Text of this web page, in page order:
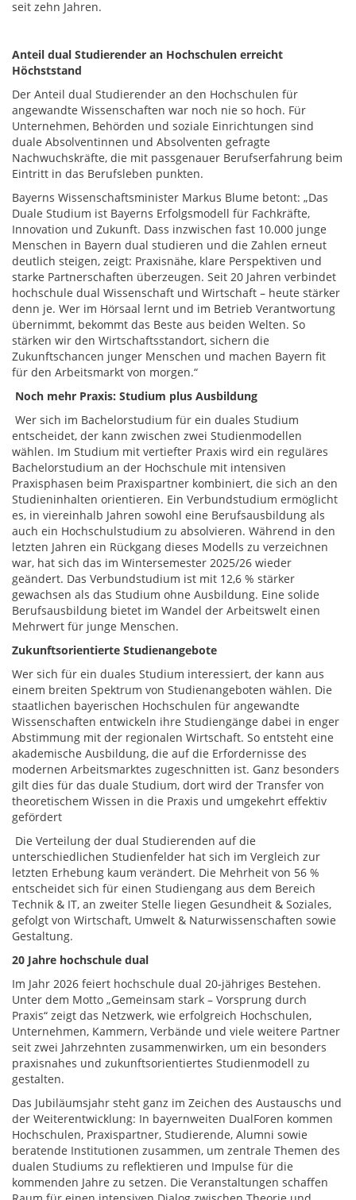
seit zehn Jahren.
Anteil dual Studierender an Hochschulen erreicht
Höchststand
Der Anteil dual Studierender an den Hochschulen für
angewandte Wissenschaften war noch nie so hoch. Für
Unternehmen, Behörden und soziale Einrichtungen sind
duale Absolventinnen und Absolventen gefragte
Nachwuchskräfte, die mit passgenauer Berufserfahrung beim
Eintritt in das Berufsleben punkten.
Bayerns Wissenschaftsminister Markus Blume betont: „Das
Duale Studium ist Bayerns Erfolgsmodell für Fachkräfte,
Innovation und Zukunft. Dass inzwischen fast 10.000 junge
Menschen in Bayern dual studieren und die Zahlen erneut
deutlich steigen, zeigt: Praxisnähe, klare Perspektiven und
starke Partnerschaften überzeugen. Seit 20 Jahren verbindet
hochschule dual Wissenschaft und Wirtschaft – heute stärker
denn je. Wer im Hörsaal lernt und im Betrieb Verantwortung
übernimmt, bekommt das Beste aus beiden Welten. So
stärken wir den Wirtschaftsstandort, sichern die
Zukunftschancen junger Menschen und machen Bayern fit
für den Arbeitsmarkt von morgen.“
Noch mehr Praxis: Studium plus Ausbildung
Wer sich im Bachelorstudium für ein duales Studium
entscheidet, der kann zwischen zwei Studienmodellen
wählen. Im Studium mit vertiefter Praxis wird ein reguläres
Bachelorstudium an der Hochschule mit intensiven
Praxisphasen beim Praxispartner kombiniert, die sich an den
Studieninhalten orientieren. Ein Verbundstudium ermöglicht
es, in viereinhalb Jahren sowohl eine Berufsausbildung als
auch ein Hochschulstudium zu absolvieren. Während in den
letzten Jahren ein Rückgang dieses Modells zu verzeichnen
war, hat sich das im Wintersemester 2025/26 wieder
geändert. Das Verbundstudium ist mit 12,6 % stärker
gewachsen als das Studium ohne Ausbildung. Eine solide
Berufsausbildung bietet im Wandel der Arbeitswelt einen
Mehrwert für junge Menschen.
Zukunftsorientierte Studienangebote
Wer sich für ein duales Studium interessiert, der kann aus
einem breiten Spektrum von Studienangeboten wählen. Die
staatlichen bayerischen Hochschulen für angewandte
Wissenschaften entwickeln ihre Studiengänge dabei in enger
Abstimmung mit der regionalen Wirtschaft. So entsteht eine
akademische Ausbildung, die auf die Erfordernisse des
modernen Arbeitsmarktes zugeschnitten ist. Ganz besonders
gilt dies für das duale Studium, dort wird der Transfer von
theoretischem Wissen in die Praxis und umgekehrt effektiv
gefördert
Die Verteilung der dual Studierenden auf die
unterschiedlichen Studienfelder hat sich im Vergleich zur
letzten Erhebung kaum verändert. Die Mehrheit von 56 %
entscheidet sich für einen Studiengang aus dem Bereich
Technik & IT, an zweiter Stelle liegen Gesundheit & Soziales,
gefolgt von Wirtschaft, Umwelt & Naturwissenschaften sowie
Gestaltung.
20 Jahre hochschule dual
Im Jahr 2026 feiert hochschule dual 20‑jähriges Bestehen.
Unter dem Motto „Gemeinsam stark – Vorsprung durch
Praxis“ zeigt das Netzwerk, wie erfolgreich Hochschulen,
Unternehmen, Kammern, Verbände und viele weitere Partner
seit zwei Jahrzehnten zusammenwirken, um ein besonders
praxisnahes und zukunftsorientiertes Studienmodell zu
gestalten.
Das Jubiläumsjahr steht ganz im Zeichen des Austauschs und
der Weiterentwicklung: In bayernweiten DualForen kommen
Hochschulen, Praxispartner, Studierende, Alumni sowie
beratende Institutionen zusammen, um zentrale Themen des
dualen Studiums zu reflektieren und Impulse für die
kommenden Jahre zu setzen. Die Veranstaltungen schaffen